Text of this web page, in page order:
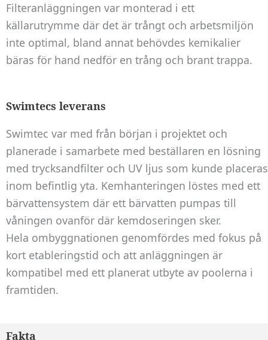
Filteranläggningen var monterad i ett
källarutrymme där det är trångt och arbetsmiljön
inte optimal, bland annat behövdes kemikalier
bäras för hand nedför en trång och brant trappa.
Swimtecs leverans
Swimtec var med från början i projektet och
planerade i samarbete med beställaren en lösning
med trycksandfilter och UV ljus som kunde placeras
inom befintlig yta. Kemhanteringen löstes med ett
bärvattensystem där ett bärvatten pumpas till
våningen ovanför där kemdoseringen sker.
Hela ombyggnationen genomfördes med fokus på
kort etableringstid och att anläggningen är
kompatibel med ett planerat utbyte av poolerna i
framtiden.
Fakta
Nödvändiga
Dessa kakor
går inte att
välja bort. De
över huvud
taget ska
fungera.
Statistik
För att vi ska
kunna
förbättra
hemsidans
funktionalitet
och
uppbyggnad,
baserat på
används.